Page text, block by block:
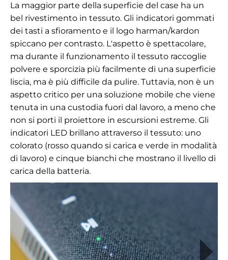
La maggior parte della superficie del case ha un
bel rivestimento in tessuto. Gli indicatori gommati
dei tasti a sfioramento e il logo harman/kardon
spiccano per contrasto. L'aspetto è spettacolare,
ma durante il funzionamento il tessuto raccoglie
polvere e sporcizia più facilmente di una superficie
liscia, ma è più difficile da pulire. Tuttavia, non è un
aspetto critico per una soluzione mobile che viene
tenuta in una custodia fuori dal lavoro, a meno che
non si porti il proiettore in escursioni estreme. Gli
indicatori LED brillano attraverso il tessuto: uno
colorato (rosso quando si carica e verde in modalità
di lavoro) e cinque bianchi che mostrano il livello di
carica della batteria.